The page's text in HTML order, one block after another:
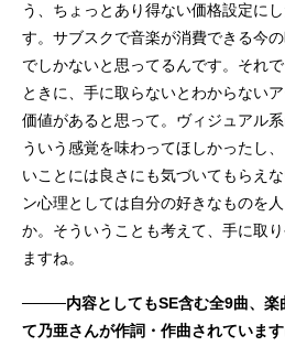
う、ちょっとあり得ない価格設定に
す。サブスクで音楽が消費できる今
でしかないと思ってるんです。それ
ときに、手に取らないとわからない
価値があると思って。ヴィジュアル
ういう感覚を味わってほしかったし
いことには良さにも気づいてもらえ
ン心理としては自分の好きなものを
か。そういうことも考えて、手に取
ますね。
────内容としてもSE含む全9曲、楽
て乃亜さんが作詞・作曲されています